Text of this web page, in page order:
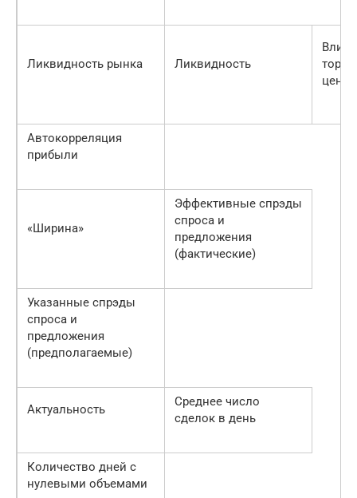
Ликвидность рынка Ликвидность
цену
Автокорреляция
прибыли
«Ширина»
Эффективные спрэды
спроса и
предложения
(фактические)
Указанные спрэды
спроса и
предложения
(предполагаемые)
Актуальность
Среднее число
сделок в день
Количество дней с
нулевыми объемами